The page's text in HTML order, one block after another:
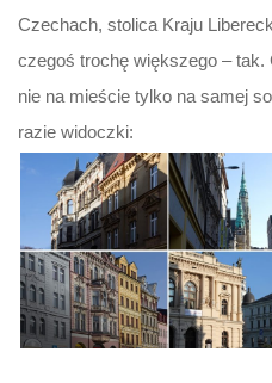
Czechach, stolica Kraju
czegoś trochę większego – tak.
nie na mieście tylko na samej
razie widoczki: